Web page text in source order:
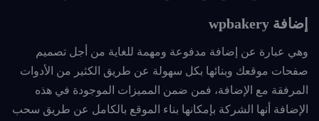
إضافة wpbakery
وهي عبارة عن إضافة مدفوعة ومهمة للغاية من أجل تصميم
صفحات موقعك وبنائها بكل سهولة عن طريق الكثير من الأدوات
المرفقة مع الإضافة، فمن ضمن المميزات الموجودة في هذه
الإضافة أنها الشركة بإمكانها بناء الموقع بالكامل عن طريق سحب